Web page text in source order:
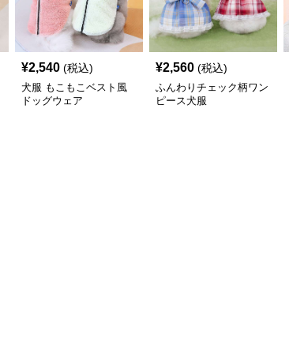
¥2,540 (税込)
犬服 もこもこベスト風
ドッグウェア
¥2,560 (税込)
ふんわりチェック柄ワン
ピース犬服